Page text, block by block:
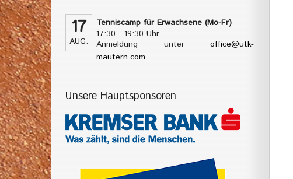
17
AUG.
Tenniscamp für Erwachsene (Mo-Fr)
17:30 - 19:30 Uhr
Anmeldung unter office@utk-
mautern.com
Unsere Hauptsponsoren